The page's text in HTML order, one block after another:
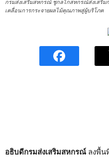
กรมส่งเสริมสหกรณ์ ชูกลไกสหกรณ์ส่งเสริ
เคลื่อนการกระจายผลไม้คุณภาพสู่ผู้บริโภค
อธิบดีกรมส่งเสริมสหกรณ์ ลงพื้น